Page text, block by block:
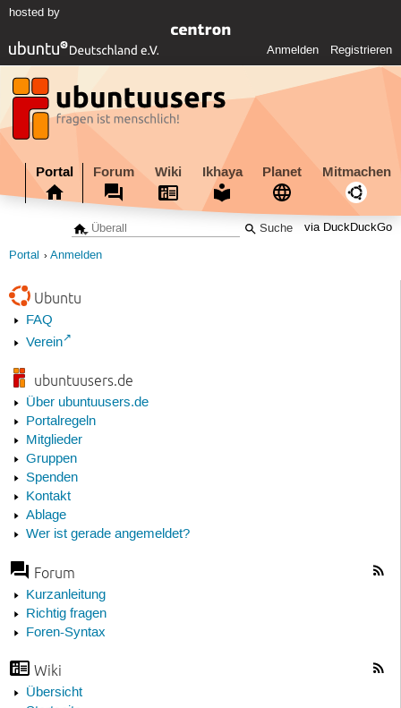
hosted by
Anmelden Registrieren
Portal Forum Wiki Ikhaya Planet Mitmachen
via DuckDuckGo
Portal Anmelden
Ubuntu
FAQ
Verein
ubuntuusers.de
Über ubuntuusers.de
Portalregeln
Mitglieder
Gruppen
Spenden
Kontakt
Ablage
Wer ist gerade angemeldet?
Forum
Kurzanleitung
Richtig fragen
Foren-Syntax
Wiki
Übersicht